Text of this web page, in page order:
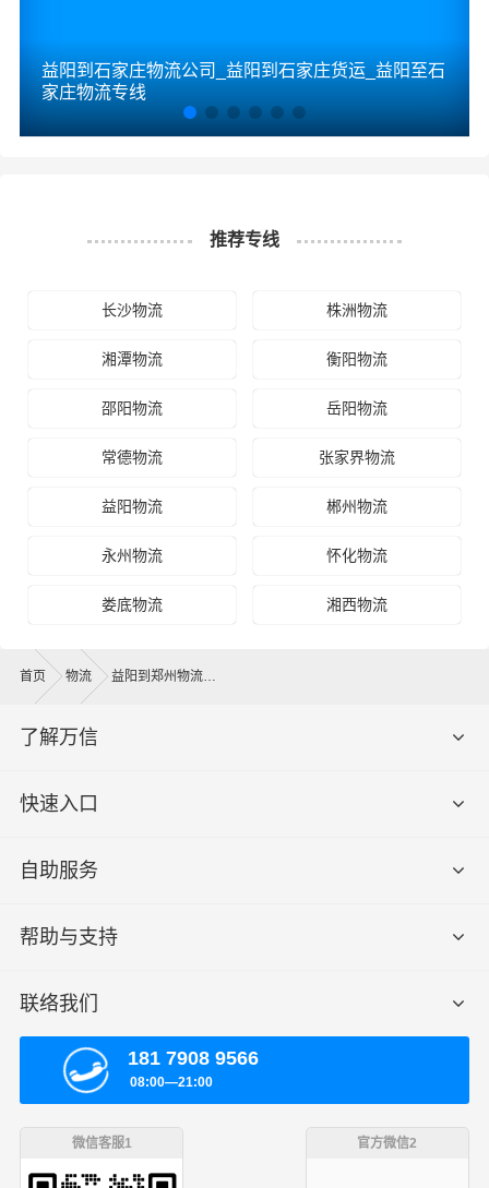
益阳到石家庄物流公司_益阳到石家庄货运_益阳至石
家庄物流专线
推荐专线
长沙物流 株洲物流
湘潭物流 衡阳物流
邵阳物流 岳阳物流
常德物流 张家界物流
益阳物流 郴州物流
永州物流 怀化物流
娄底物流 湘西物流
首页 物流 益阳到郑州物流公司
了解万信
快速入口
自助服务
帮助与支持
联络我们
181 7908 9566
08:00—21:00
微信客服1 官方微信2